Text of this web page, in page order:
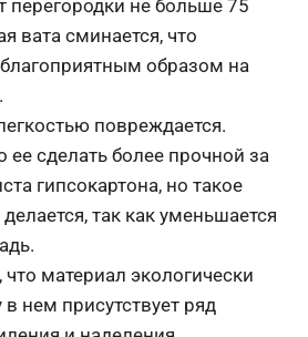
перегородки не больше 75
вата сминается, что
образом на
повреждается.
сделать более прочной за
гипсокартона, но такое
так как уменьшается
что материал экологически
в нем присутствует ряд